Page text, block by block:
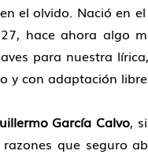
el olvido. Nació en
hace ahora algo
para nuestra
y con adaptación
García Calvo,
que seguro